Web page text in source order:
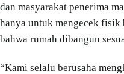
dan masyarakat penerima
hanya untuk mengecek fisik
bahwa rumah dibangun
“Kami selalu berusaha